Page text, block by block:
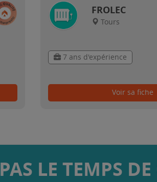
FROLEC
Tours
7 ans d'expérience
Voir sa fiche
PAS LE TEMPS